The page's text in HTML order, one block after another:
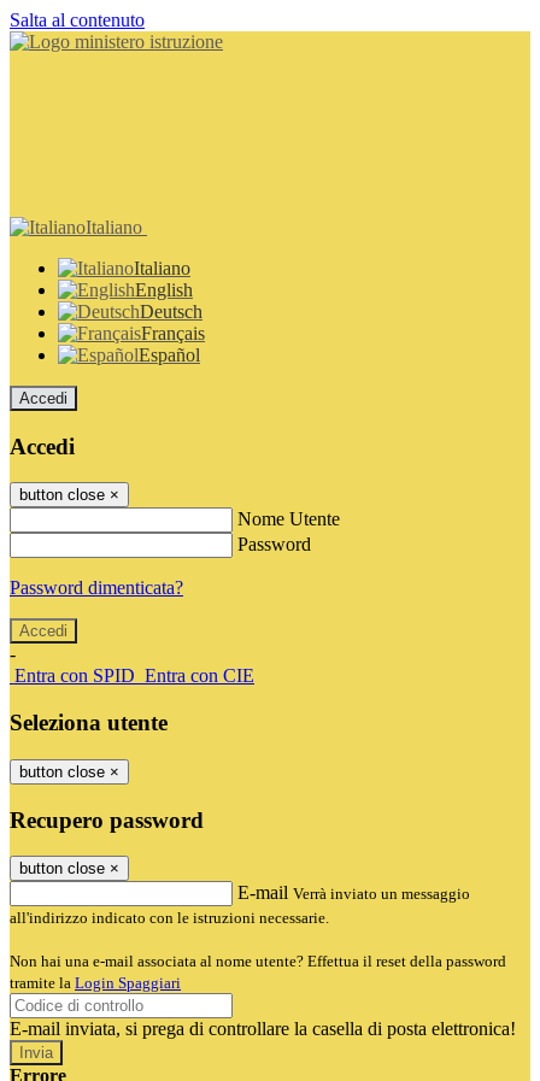
Salta al contenuto
Italiano
Italiano
English
Deutsch
Français
Español
Accedi
Accedi
button close ×
Nome Utente
Password
Password dimenticata?
-
Entra con SPID Entra con CIE
Seleziona utente
button close ×
Recupero password
button close ×
E-mail Verrà inviato un messaggio
all'indirizzo indicato con le istruzioni necessarie.
Non hai una e-mail associata al nome utente? Effettua il reset della password
tramite la Login Spaggiari
E-mail inviata, si prega di controllare la casella di posta elettronica!
Errore